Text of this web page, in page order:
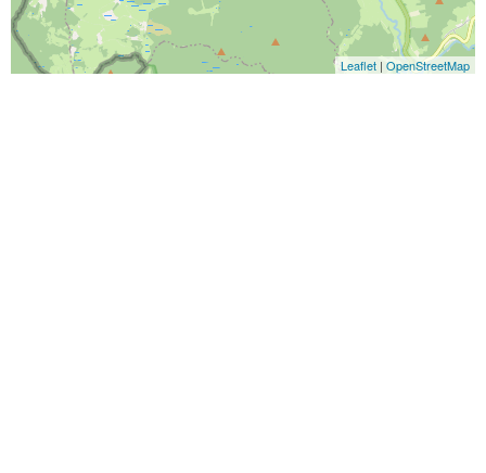
Leaflet | OpenStreetMap